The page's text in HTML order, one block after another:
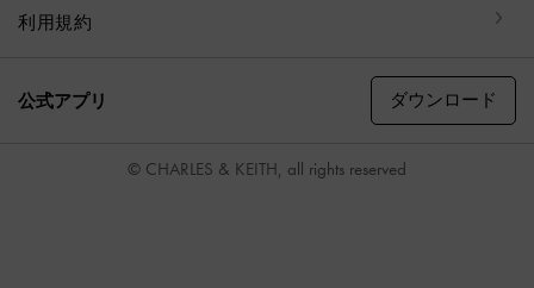
利用規約
公式アプリ ダウンロード
© CHARLES & KEITH, all rights reserved